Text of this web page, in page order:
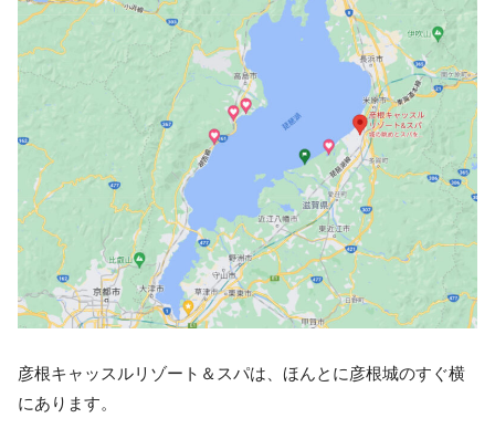
彦根キャッスルリゾート＆スパは、ほんとに彦根城のすぐ横
にあります。